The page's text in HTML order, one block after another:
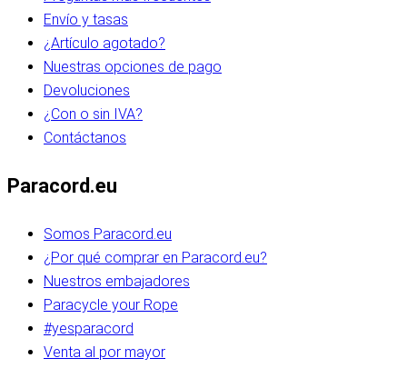
Envío y tasas
¿Artículo agotado?
Nuestras opciones de pago
Devoluciones
¿Con o sin IVA?
Contáctanos
Paracord.eu
Somos Paracord.eu
¿Por qué comprar en Paracord.eu?
Nuestros embajadores
Paracycle your Rope
#yesparacord
Venta al por mayor